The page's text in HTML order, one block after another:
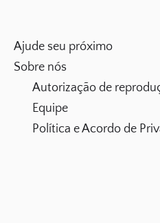
Ajude seu próximo
Sobre nós
Autorização de
Equipe
Política e Acordo de